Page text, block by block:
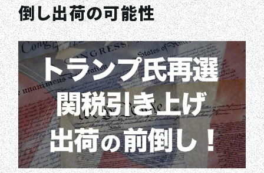
倒し出荷の可能性